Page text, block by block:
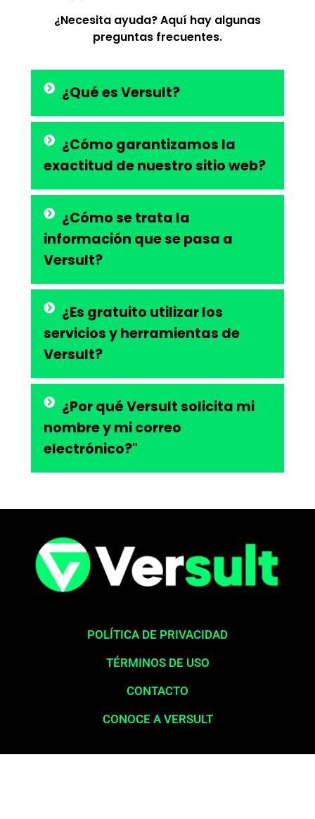
¿Necesita ayuda? Aquí hay algunas
preguntas frecuentes.
¿Qué es Versult?
¿Cómo garantizamos la
exactitud de nuestro sitio web?
¿Cómo se trata la
información que se pasa a
Versult?
¿Es gratuito utilizar los
servicios y herramientas de
Versult?
¿Por qué Versult solicita mi
nombre y mi correo
electrónico?"
POLÍTICA DE PRIVACIDAD
TÉRMINOS DE USO
CONTACTO
CONOCE A VERSULT